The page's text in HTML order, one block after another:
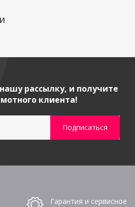
рассылку, и получите
клиента!
Гарантия и сервисное